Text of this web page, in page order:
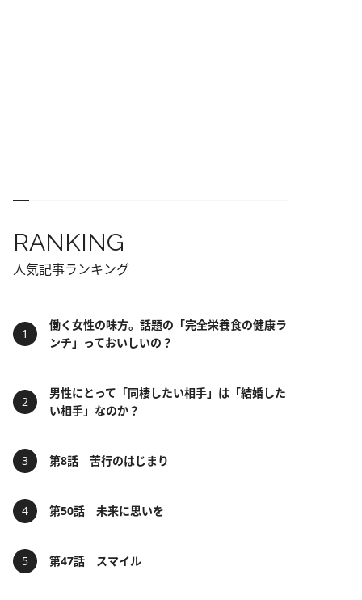
RANKING
人気記事ランキング
働く女性の味方。話題の「完全栄養食の健康ラ
ンチ」っておいしいの？
男性にとって「同棲したい相手」は「結婚した
い相手」なのか？
第8話 苦行のはじまり
第50話 未来に思いを
第47話 スマイル